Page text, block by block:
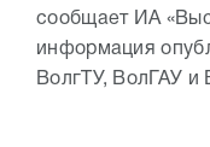
сообщает ИА
информация
ВолгТУ, ВолГАУ и